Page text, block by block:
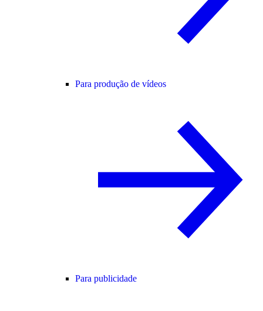
Para produção de vídeos
Para publicidade